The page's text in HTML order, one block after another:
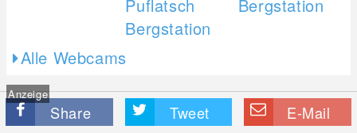
Alle Webcams
Anzeige
Share Tweet E-Mail